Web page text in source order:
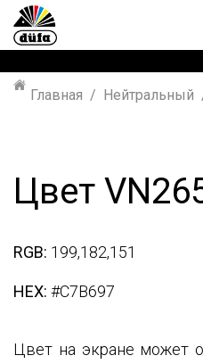
Главная Нейтральный
Цвет
RGB: 199,182,151
HEX: #C7B697
Цвет на экране может